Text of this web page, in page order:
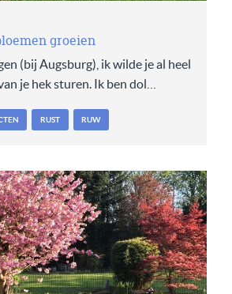
groeien
(bij Augsburg), ik wilde je al heel
je hek sturen. Ik ben dol…
RUST RUW